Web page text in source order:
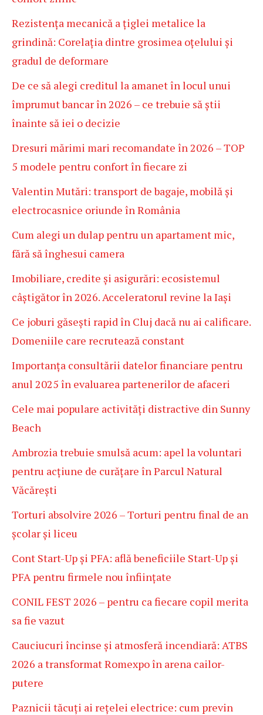
Rezistența mecanică a țiglei metalice la
grindină: Corelația dintre grosimea oțelului și
gradul de deformare
De ce să alegi creditul la amanet în locul unui
împrumut bancar în 2026 – ce trebuie să știi
înainte să iei o decizie
Dresuri mărimi mari recomandate în 2026 – TOP
5 modele pentru confort în fiecare zi
Valentin Mutări: transport de bagaje, mobilă și
electrocasnice oriunde în România
Cum alegi un dulap pentru un apartament mic,
fără să înghesui camera
Imobiliare, credite și asigurări: ecosistemul
câștigător în 2026. Acceleratorul revine la Iași
Ce joburi găsești rapid în Cluj dacă nu ai calificare.
Domeniile care recrutează constant
Importanța consultării datelor financiare pentru
anul 2025 în evaluarea partenerilor de afaceri
Cele mai populare activități distractive din Sunny
Beach
Ambrozia trebuie smulsă acum: apel la voluntari
pentru acțiune de curățare în Parcul Natural
Văcărești
Torturi absolvire 2026 – Torturi pentru final de an
școlar și liceu
Cont Start-Up și PFA: află beneficiile Start-Up și
PFA pentru firmele nou înființate
CONIL FEST 2026 – pentru ca fiecare copil merita
sa fie vazut
Cauciucuri încinse și atmosferă incendiară: ATBS
2026 a transformat Romexpo în arena cailor-
putere
Paznicii tăcuți ai rețelei electrice: cum previn